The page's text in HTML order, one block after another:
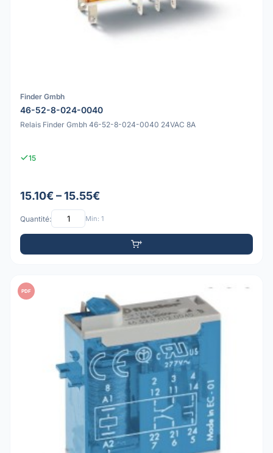
Finder Gmbh
46-52-8-024-0040
Relais Finder Gmbh 46-52-8-024-0040 24VAC 8A
15
15.10€ – 15.55€
Quantité: Min: 1
PDF